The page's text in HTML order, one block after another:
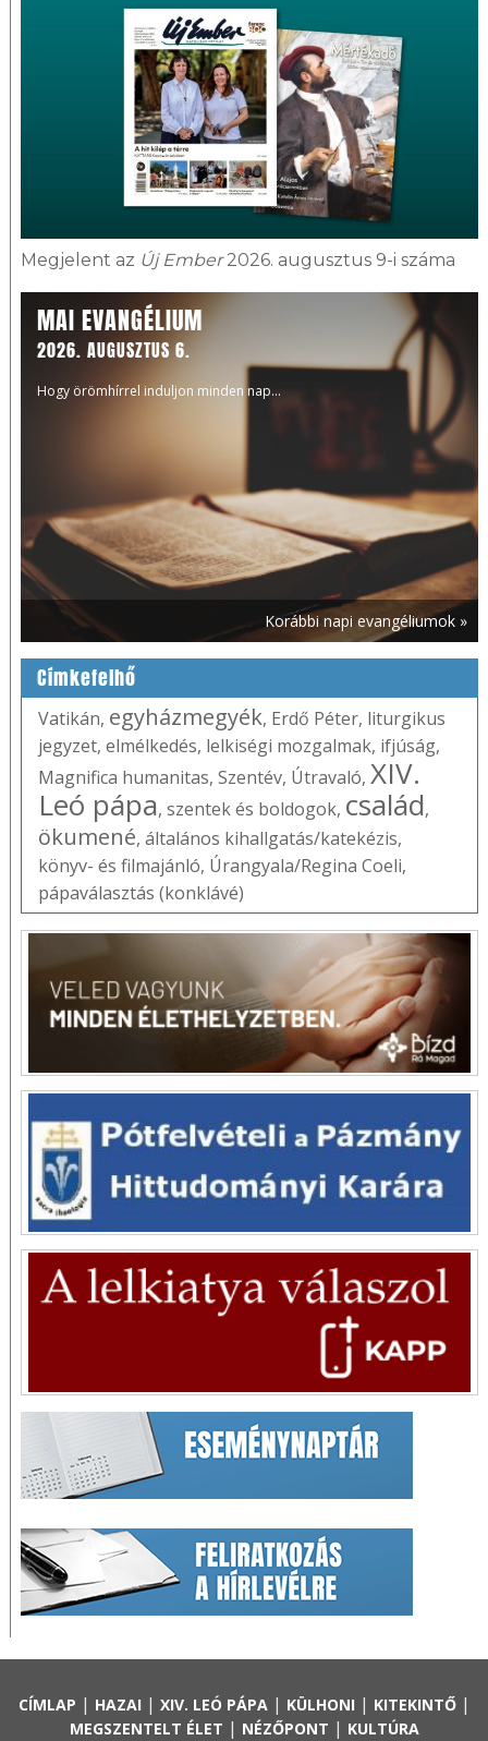
Megjelent az Új Ember2026. augusztus 9-i száma
MAI EVANGÉLIUM
2026. AUGUSZTUS 6.
Hogy örömhírrel induljon minden nap...
Korábbi napi evangéliumok »
Címkefelhő
Vatikán, egyházmegyék, Erdő Péter, liturgikus
jegyzet, elmélkedés, lelkiségi mozgalmak, ifjúság,
Magnifica humanitas, Szentév, Útravaló, XIV.
Leó pápa, szentek és boldogok, család,
ökumené, általános kihallgatás/katekézis,
könyv- és filmajánló, Úrangyala/Regina Coeli,
pápaválasztás (konklávé)
CÍMLAP | HAZAI | XIV. LEÓ PÁPA| KÜLHONI | KITEKINTŐ|
MEGSZENTELT ÉLET | NÉZŐPONT | KULTÚRA